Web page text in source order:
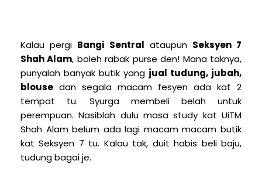
Kalau pergi Bangi Sentral ataupun Seksyen 7
Shah Alam, boleh rabak purse den! Mana taknya,
punyalah banyak butik yang jual tudung, jubah,
blouse dan segala macam fesyen ada kat 2
tempat tu. Syurga membeli belah untuk
perempuan. Nasiblah dulu masa study kat UiTM
Shah Alam belum ada lagi macam macam butik
kat Seksyen 7 tu. Kalau tak, duit habis beli baju,
tudung bagai je.